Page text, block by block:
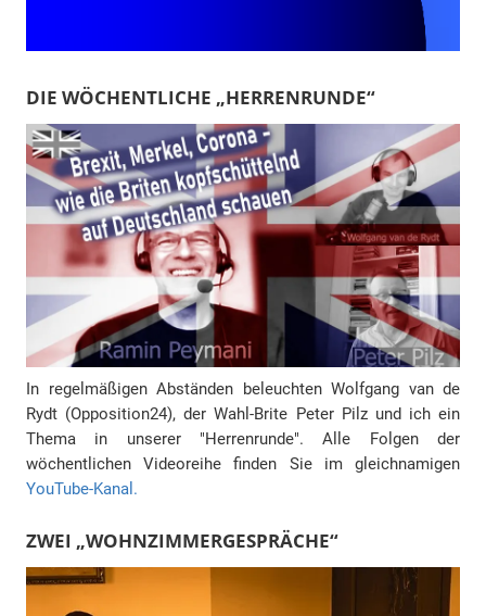
DIE WÖCHENTLICHE „HERRENRUNDE“
In regelmäßigen Abständen beleuchten Wolfgang van de
Rydt (Opposition24), der Wahl-Brite Peter Pilz und ich ein
Thema in unserer "Herrenrunde". Alle Folgen der
wöchentlichen Videoreihe finden Sie im gleichnamigen
YouTube-Kanal.
ZWEI „WOHNZIMMERGESPRÄCHE“